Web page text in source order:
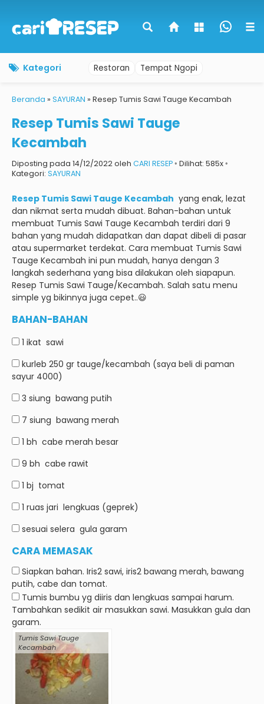
Kategori Restoran Tempat Ngopi
Beranda » SAYURAN » Resep Tumis Sawi Tauge Kecambah
Resep Tumis Sawi Tauge
Kecambah
Diposting pada 14/12/2022 oleh CARI RESEP◦ Dilihat: 585x ◦
Kategori: SAYURAN
Resep Tumis Sawi Tauge Kecambah yang enak, lezat
dan nikmat serta mudah dibuat. Bahan-bahan untuk
membuat Tumis Sawi Tauge Kecambah terdiri dari 9
bahan yang mudah didapatkan dan dapat dibeli di pasar
atau supermarket terdekat. Cara membuat Tumis Sawi
Tauge Kecambah ini pun mudah, hanya dengan 3
langkah sederhana yang bisa dilakukan oleh siapapun.
Resep Tumis Sawi Tauge/Kecambah. Salah satu menu
simple yg bikinnya juga cepet..😃
BAHAN-BAHAN
1 ikat sawi
kurleb 250 gr tauge/kecambah (saya beli di paman
sayur 4000)
3 siung bawang putih
7 siung bawang merah
1 bh cabe merah besar
9 bh cabe rawit
1 bj tomat
1 ruas jari lengkuas (geprek)
sesuai selera gula garam
CARA MEMASAK
Siapkan bahan. Iris2 sawi, iris2 bawang merah, bawang
putih, cabe dan tomat.
Tumis bumbu yg diiris dan lengkuas sampai harum.
Tambahkan sedikit air masukkan sawi. Masukkan gula dan
garam.
Tumis Sawi Tauge
Kecambah